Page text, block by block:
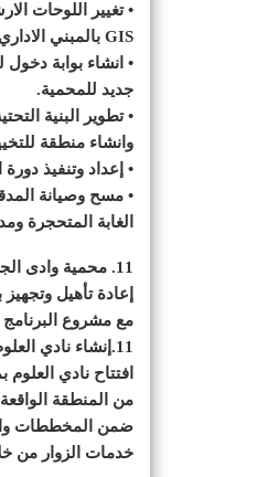
• تغيير اللوحات
GIS بالمبني الاداري لمحمية وادي الريان بالتنسيق مع مشروع الادارة الفعالة لمحميتي قارون ووادي الريان.
• انشاء بوابة دخول
جديد للمحمية.
• تطوير البنية
وانشاء منطقة
• إعداد وتنفيذ
• مسح وصيانة
الغابة المتحجرة
11. محمية وادى الجمال
إعادة تأهيل وتجهيز
مع مشروع البرنامج
11.إنشاء نادي العلوم بمحمية قبة الحسنة بمحافظة الجيزة:
افتتاح نادي
من المنطقة
ضمن المخططات
خدمات الزوار من